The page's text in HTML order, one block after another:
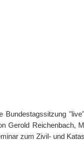
Bundestagssitzung
Gerold Reichenbach,
zum Zivil- und